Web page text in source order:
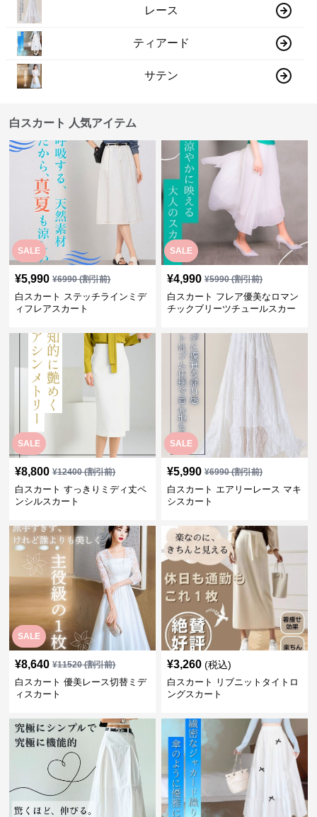
レース
ティアード
サテン
白スカート 人気アイテム
SALE
¥5,990 ¥6990(割引前)
白スカート ステッチラインミデ
ィフレアスカート
SALE
¥4,990 ¥5990(割引前)
白スカート フレア優美なロマン
チックブリーツチュールスカー
SALE
¥8,800 ¥12400(割引前)
白スカート すっきりミディ丈ペ
ンシルスカート
SALE
¥5,990 ¥6990(割引前)
白スカート エアリーレース マキ
シスカート
SALE
¥8,640 ¥11520(割引前)
白スカート 優美レース切替ミデ
ィスカート
¥3,260 (税込)
白スカート リブニットタイトロ
ングスカート